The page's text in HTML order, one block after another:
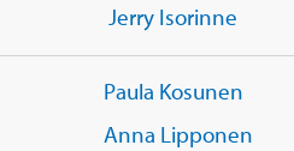
Jerry Isorinne
Paula Kosunen
Anna Lipponen